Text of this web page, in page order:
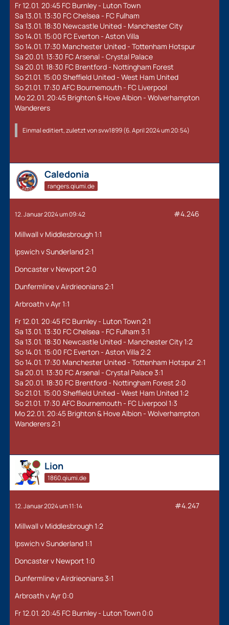
Fr 12.01. 20:45 FC Burnley - Luton Town
Sa 13.01. 13:30 FC Chelsea - FC Fulham
Sa 13.01. 18:30 Newcastle United - Manchester City
So 14.01. 15:00 FC Everton - Aston Villa
So 14.01. 17:30 Manchester United - Tottenham Hotspur
Sa 20.01. 13:30 FC Arsenal - Crystal Palace
Sa 20.01. 18:30 FC Brentford - Nottingham Forest
So 21.01. 15:00 Sheffield United - West Ham United
So 21.01. 17:30 AFC Bournemouth - FC Liverpool
Mo 22.01. 20:45 Brighton & Hove Albion - Wolverhampton
Wanderers
Einmal editiert, zuletzt vonsvw1899(6. April 2024 um 20:54)
Caledonia
rangers.qiumi.de
12. Januar 2024 um 09:42 #4.246
Millwall v Middlesbrough 1:1
Ipswich v Sunderland 2:1
Doncaster v Newport 2:0
Dunfermline v Airdrieonians 2:1
Arbroath v Ayr 1:1
Fr 12.01. 20:45 FC Burnley - Luton Town 2:1
Sa 13.01. 13:30 FC Chelsea - FC Fulham 3:1
Sa 13.01. 18:30 Newcastle United - Manchester City 1:2
So 14.01. 15:00 FC Everton - Aston Villa 2:2
So 14.01. 17:30 Manchester United - Tottenham Hotspur 2:1
Sa 20.01. 13:30 FC Arsenal - Crystal Palace 3:1
Sa 20.01. 18:30 FC Brentford - Nottingham Forest 2:0
So 21.01. 15:00 Sheffield United - West Ham United 1:2
So 21.01. 17:30 AFC Bournemouth - FC Liverpool 1:3
Mo 22.01. 20:45 Brighton & Hove Albion - Wolverhampton
Wanderers 2:1
Online Lion
1860.qiumi.de
12. Januar 2024 um 11:14 #4.247
Millwall v Middlesbrough 1:2
Ipswich v Sunderland 1:1
Doncaster v Newport 1:0
Dunfermline v Airdrieonians 3:1
Arbroath v Ayr 0:0
Fr 12.01. 20:45 FC Burnley - Luton Town 0:0